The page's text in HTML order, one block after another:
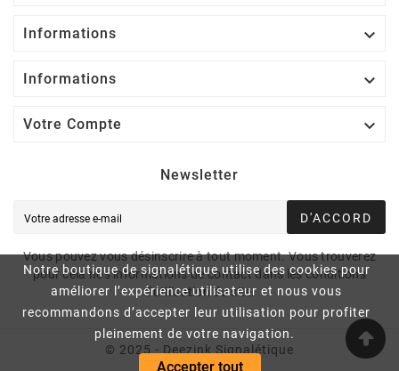
Notre boutique de signalétique utilise des cookies pour
améliorer l’expérience utilisateur et nous vous
recommandons d’accepter leur utilisation pour profiter
pleinement de votre navigation.
Accepter tout
Informations 
Informations 
Votre Compte 
Newsletter
D'ACCORD
Vous pouvez vous désinscrire à tout moment. Vous trouverez
pour cela nos informations de contact dans les conditions
d'utilisation du site.
© 2025 - Deezink Signalétique